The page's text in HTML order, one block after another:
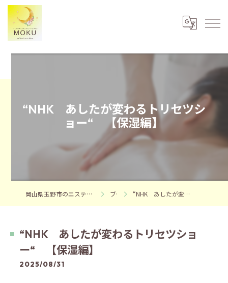
“NHK あしたが変わるトリセツシ
ョー“ 【保湿編】
岡山県玉野市のエステならフェイシャルエステサロンMOKU ブログ “NHK あしたが変わるトリセツショー“ 【保湿編】
“NHK あしたが変わるトリセツショ
ー“ 【保湿編】
2025/08/31